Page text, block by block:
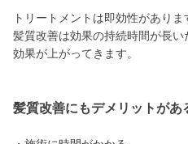
トリートメントは即効性があり
髪質改善は効果の持続時間が長
効果が上がってきます。
髪質改善にもデメリットがあ